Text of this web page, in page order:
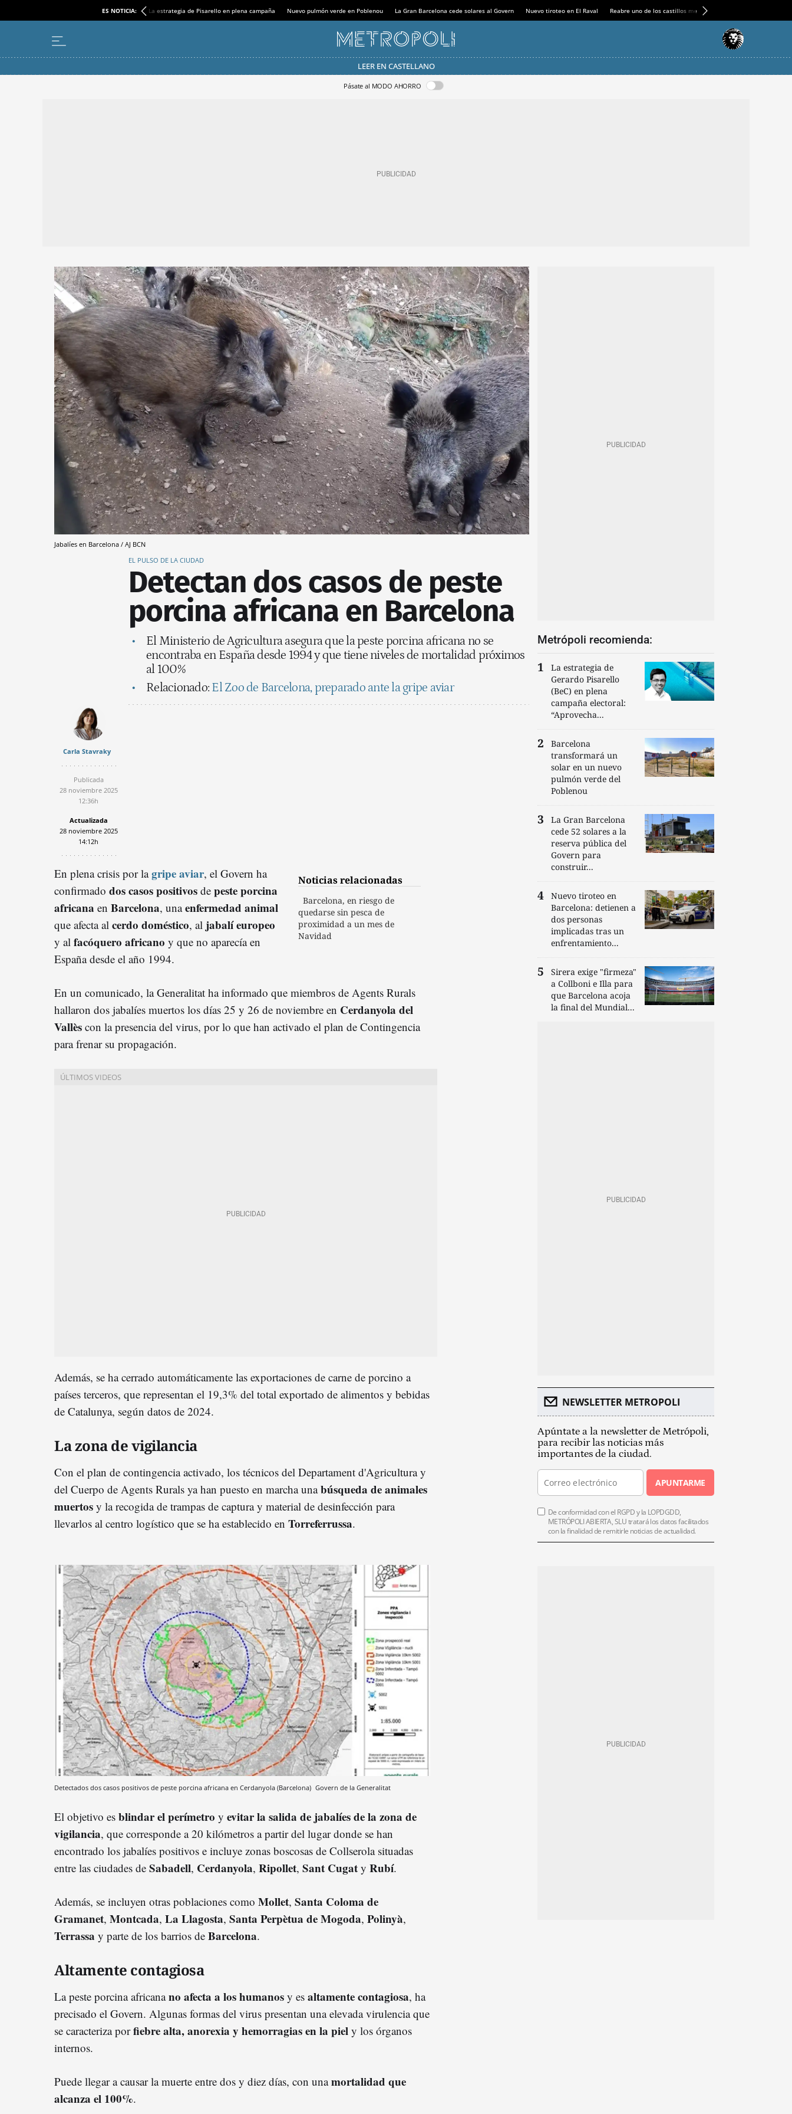
ES NOTICIA: La estrategia de Pisarello en plena campaña Nuevo pulmón verde en Poblenou La Gran Barcelona cede solares al Govern Nuevo tiroteo en El Raval Reabre uno de los castillos medievales más espectaculares
LEER EN CASTELLANO
Pásate al MODO AHORRO
Jabalíes en Barcelona / AJ BCN
EL PULSO DE LA CIUDAD
Detectan dos casos de peste
porcina africana en Barcelona
El Ministerio de Agricultura asegura que la peste porcina africana no se
encontraba en España desde 1994 y que tiene niveles de mortalidad próximos
al 100%
Relacionado: El Zoo de Barcelona, preparado ante la gripe aviar
Carla Stavraky
Publicada
28 noviembre 2025
12:36h
Actualizada
28 noviembre 2025
14:12h
Noticias relacionadas
Barcelona, en riesgo de
quedarse sin pesca de
proximidad a un mes de
Navidad
En plena crisis por lagripe aviar, el Govern ha
confirmado dos casos positivos de peste porcina
africana en Barcelona, unaenfermedad animal
que afecta al cerdo doméstico, al jabalí europeo
y al facóquero africano y que no aparecía en
España desde el año 1994.
En un comunicado, la Generalitat ha informado que miembros de Agents Rurals
hallaron dos jabalíes muertos los días 25 y 26 de noviembre en Cerdanyola del
Vallès con la presencia del virus, por lo que han activado el plan de Contingencia
para frenar su propagación.
Además, se ha cerrado automáticamente las exportaciones de carne de porcino a
países terceros, que representan el 19,3% del total exportado de alimentos y bebidas
de Catalunya, según datos de 2024.
La zona de vigilancia
Con el plan de contingencia activado, los técnicos del Departament d'Agricultura y
del Cuerpo de Agents Rurals ya han puesto en marcha unabúsqueda de animales
muertos y la recogida de trampas de captura y material de desinfección para
llevarlos al centro logístico que se ha establecido en Torreferrussa.
Detectados dos casos positivos de peste porcina africana en Cerdanyola (Barcelona) Govern de la Generalitat
El objetivo es blindar el perímetro y evitar la salida de jabalíes de la zona de
vigilancia, que corresponde a 20 kilómetros a partir del lugar donde se han
encontrado los jabalíes positivos e incluye zonas boscosas de Collserola situadas
entre las ciudades de Sabadell, Cerdanyola, Ripollet, Sant Cugat y Rubí.
Además, se incluyen otras poblaciones como Mollet, Santa Coloma de
Gramanet, Montcada, La Llagosta, Santa Perpètua de Mogoda, Polinyà,
Terrassa y parte de los barrios de Barcelona.
Altamente contagiosa
La peste porcina africanano afecta a los humanos y es altamente contagiosa, ha
precisado el Govern. Algunas formas del virus presentan una elevada virulencia que
se caracteriza porfiebre alta, anorexia y hemorragias en la piel y los órganos
internos.
Puede llegar a causar la muerte entre dos y diez días, con unamortalidad que
alcanza el 100%.
Metrópoli recomienda:
La estrategia de
Gerardo Pisarello
(BeC) en plena
campaña electoral:
“Aprovecha...
Barcelona
transformará un
solar en un nuevo
pulmón verde del
Poblenou
La Gran Barcelona
cede 52 solares a la
reserva pública del
Govern para
construir...
Nuevo tiroteo en
Barcelona: detienen a
dos personas
implicadas tras un
enfrentamiento...
Sirera exige "firmeza"
a Collboni e Illa para
que Barcelona acoja
la final del Mundial...
NEWSLETTER METROPOLI
Apúntate a la newsletter de Metrópoli,
para recibir las noticias más
importantes de la ciudad.
APUNTARME
De conformidad con el RGPD y la LOPDGDD,
METRÓPOLI ABIERTA, SLU tratará los datos facilitados
con la finalidad de remitirle noticias de actualidad.